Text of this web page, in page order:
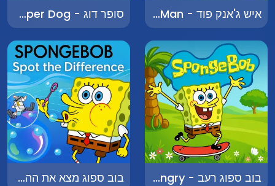
איש ג'אנק פוד - Junk Food Man סופר דוג - Super Dog
בוב ספוג רעב - SpongeBob Hungry בוב ספוג מצא את ההבדלים - SpongeBob Find the Differences